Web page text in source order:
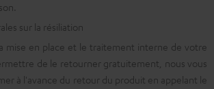
sur la résiliation
mise en place et le traitement interne de votre
de le retourner gratuitement, nous vous
à l'avance du retour du produit en appelant le